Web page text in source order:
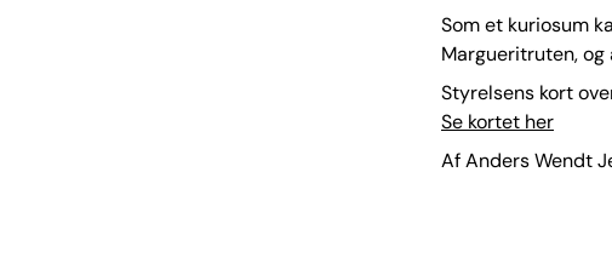
Som et kuriosum
Margueritruten,
Styrelsens kort
Se kortet her
Af Anders Wendt